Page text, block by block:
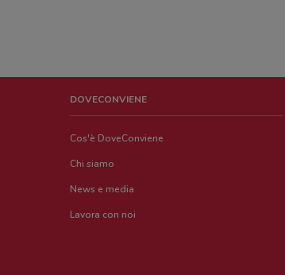
DOVECONVIENE
Cos'è DoveConviene
Chi siamo
News e media
Lavora con noi